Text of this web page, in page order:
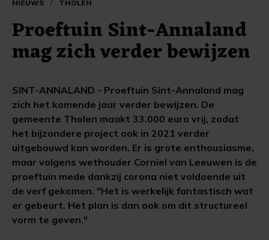
NIEUWS / THOLEN
Proeftuin Sint-Annaland
mag zich verder bewijzen
SINT-ANNALAND - Proeftuin Sint-Annaland mag
zich het komende jaar verder bewijzen. De
gemeente Tholen maakt 33.000 euro vrij, zodat
het bijzondere project ook in 2021 verder
uitgebouwd kan worden. Er is grote enthousiasme,
maar volgens wethouder Corniel van Leeuwen is de
proeftuin mede dankzij corona niet voldoende uit
de verf gekomen. "Het is werkelijk fantastisch wat
er gebeurt. Het plan is dan ook om dit structureel
vorm te geven."